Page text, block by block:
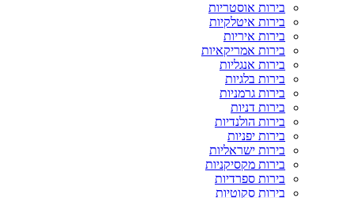
בירות אוסטריות
בירות איטלקיות
בירות איריות
בירות אמריקאיות
בירות אנגליות
בירות בלגיות
בירות גרמניות
בירות דניות
בירות הולנדיות
בירות יפניות
בירות ישראליות
בירות מקסיקניות
בירות ספרדיות
בירות סקוטיות